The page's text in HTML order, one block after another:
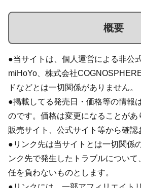
概要
●当サイトは、個人運営による非公
miHoYo、株式会社
ドなどとは一切関係がありません。
●掲載してる発売日・価格等の情報
のです。価格は変更になることがあ
販売サイト、公式サイト等から確認
●リンク先は当サイトとは一切関係
ンク先で発生したトラブルについ
任を負わないものとします。